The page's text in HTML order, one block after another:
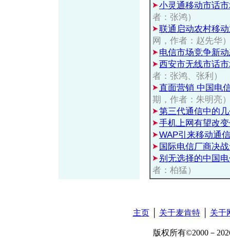
小灵通移动市话
者：张鸿）
联通启动农村移
网，作者：赵先华
电信市场竞争新
西安市无线市话
者：张鸿、张利）
直面营销 中国电
期，作者：朱明亮
第三代通信中的
手机上网有望改
WAP引来移动通
国际电信厂商决
别无选择的中国
者：柏猛）
主页│ 关于麦肯特│ 关于
版权所有©2000－